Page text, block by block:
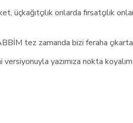
üçkağıtçılık onlarda fırsatçılık
tez zamanda bizi feraha
yazımıza nokta koyalım